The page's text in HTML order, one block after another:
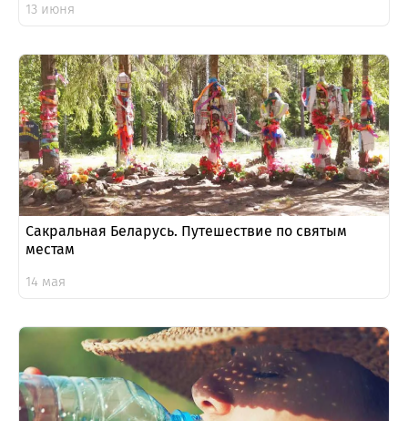
13 июня
Сакральная Беларусь. Путешествие по святым
местам
14 мая